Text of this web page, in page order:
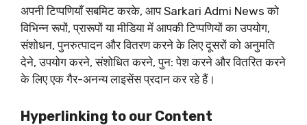
अपनी टिप्पणियाँ सबमिट करके, आप Sarkari Admi News को
विभिन्न रूपों, प्रारूपों या मीडिया में आपकी टिप्पणियों का उपयोग,
संशोधन, पुनरुत्पादन और वितरण करने के लिए दूसरों को अनुमति
देने, उपयोग करने, संशोधित करने, पुन: पेश करने और वितरित करने
के लिए एक गैर-अनन्य लाइसेंस प्रदान कर रहे हैं।
Hyperlinking to our Content